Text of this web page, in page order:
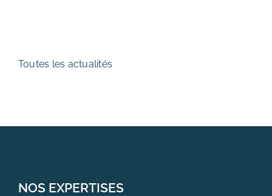
Toutes les actualités
NOS EXPERTISES